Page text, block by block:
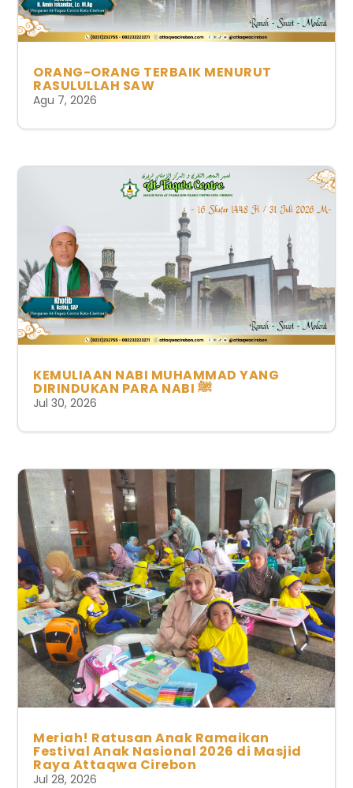
ORANG-ORANG TERBAIK MENURUT
RASULULLAH SAW
Agu 7, 2026
KEMULIAAN NABI MUHAMMAD YANG
DIRINDUKAN PARA NABI ﷺ
Jul 30, 2026
Meriah! Ratusan Anak Ramaikan
Festival Anak Nasional 2026 di Masjid
Raya Attaqwa Cirebon
Jul 28, 2026